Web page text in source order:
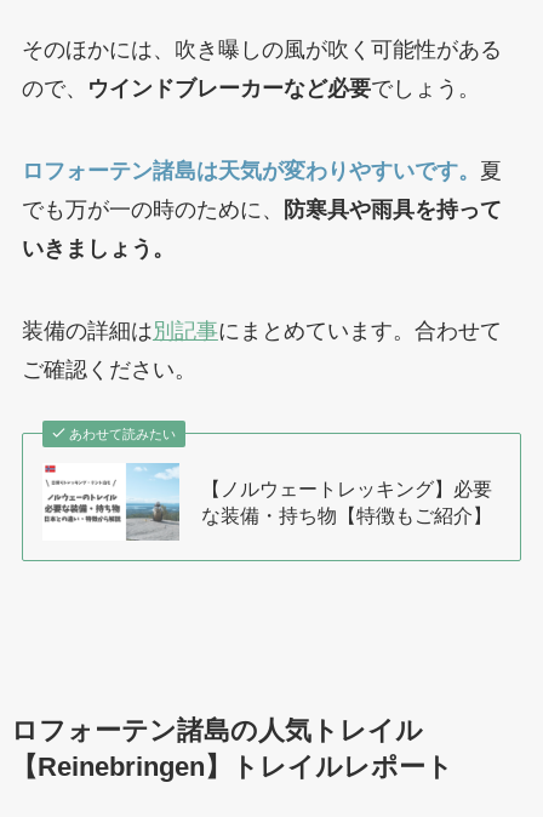
そのほかには、吹き曝しの風が吹く可能性がある
ので、
ウインドブレーカーなど必要でしょう。
ロフォーテン諸島は天気が変わりやすいです。 夏
でも万が一の時のために、
防寒具や雨具を持って
いきましょう。
装備の詳細は別記事にまとめています。合わせて
ご確認ください。
あわせて読みたい
【ノルウェートレッキング】必要
な装備・持ち物【特徴もご紹介】
ロフォーテン諸島の人気トレイル
【Reinebringen】トレイルレポート